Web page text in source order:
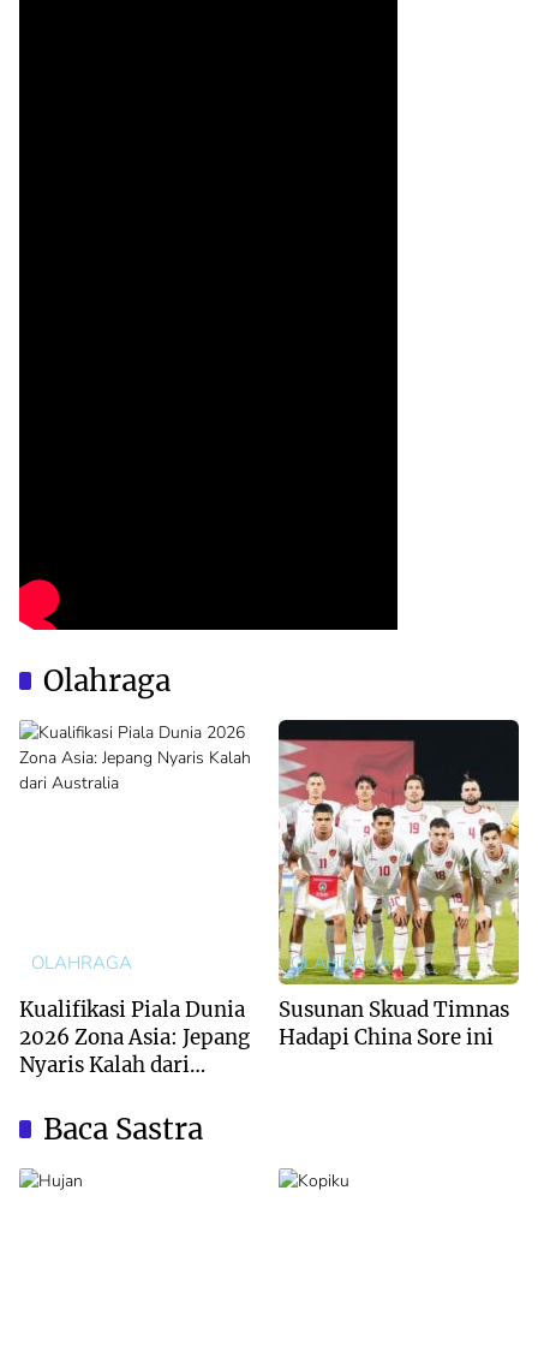
Olahraga
OLAHRAGA
Kualifikasi Piala Dunia
2026 Zona Asia: Jepang
Nyaris Kalah dari
OLAHRAGA
Susunan Skuad Timnas
Hadapi China Sore ini
Baca Sastra